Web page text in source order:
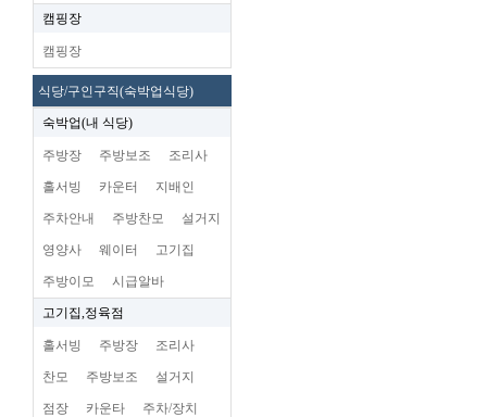
캠핑장
캠핑장
식당/구인구직(숙박업식당)
숙박업(내 식당)
주방장 주방보조 조리사
홀서빙 카운터 지배인
주차안내 주방찬모 설거지
영양사 웨이터 고기집
주방이모 시급알바
고기집,정육점
홀서빙 주방장 조리사
찬모 주방보조 설거지
점장 카운타 주차/장치